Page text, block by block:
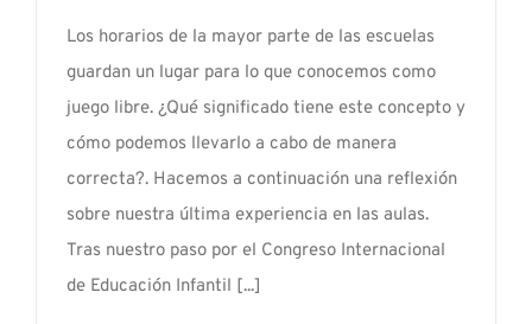
Los horarios de la mayor parte de las escuelas
guardan un lugar para lo que conocemos como
juego libre. ¿Qué significado tiene este concepto y
cómo podemos llevarlo a cabo de manera
correcta?. Hacemos a continuación una reflexión
sobre nuestra última experiencia en las aulas.
Tras nuestro paso por el Congreso Internacional
de Educación Infantil [...]